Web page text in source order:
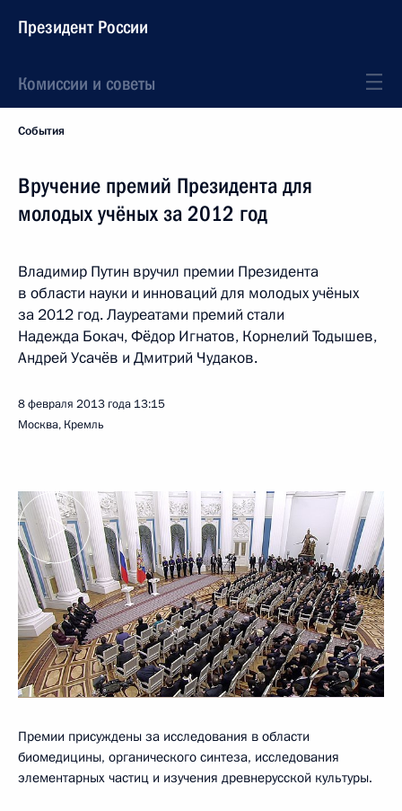
Президент России
Комиссии и советы
События
Вручение премий Президента для
молодых учёных за 2012 год
Владимир Путин вручил премии Президента
в области науки и инноваций для молодых учёных
за 2012 год. Лауреатами премий стали
Надежда Бокач, Фёдор Игнатов, Корнелий Тодышев,
Андрей Усачёв и Дмитрий Чудаков.
8 февраля 2013 года 13:15
Москва, Кремль
Премии присуждены за исследования в области
биомедицины, органического синтеза, исследования
элементарных частиц и изучения древнерусской культуры.